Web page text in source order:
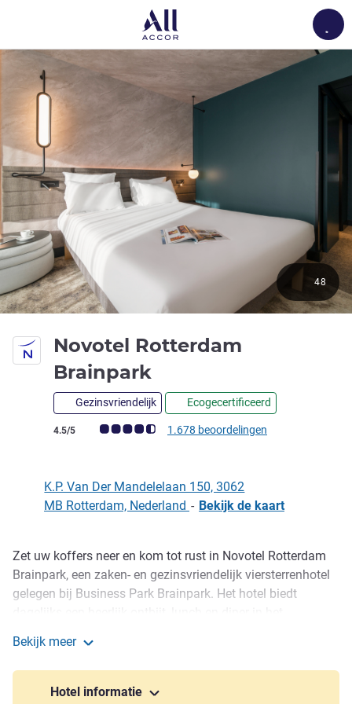
Novotel Rotterdam
Brainpark
Gezinsvriendelijk Ecogecertificeerd
Avis-klantbeoordeling (ALL beoordeling)
4.5/5 1.678 beoordelingen
48
K.P. Van Der Mandelelaan 150, 3062
MB Rotterdam, Nederland - Bekijk de kaart
Omschrijving
Zet uw koffers neer en kom tot rust in Novotel Rotterdam
Brainpark, een zaken- en gezinsvriendelijk viersterrenhotel
gelegen bij Business Park Brainpark. Het hotel biedt
kamers zijn uitgerust met een kluis, airconditioning en
gratis WiFi. Kom vergaderen in een van onze 9
vergaderruimten of trainen in ons gratis fitnesscentrum.
Bekijk meer
Hotel informatie